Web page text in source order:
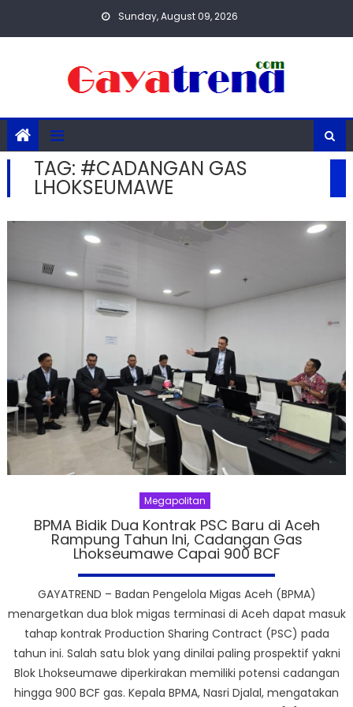
Sunday, August 09, 2026
TAG: #CADANGAN GAS
LHOKSEUMAWE
Megapolitan
BPMA Bidik Dua Kontrak PSC Baru di Aceh
Rampung Tahun Ini, Cadangan Gas
Lhokseumawe Capai 900 BCF
GAYATREND – Badan Pengelola Migas Aceh (BPMA)
menargetkan dua blok migas terminasi di Aceh dapat masuk
tahap kontrak Production Sharing Contract (PSC) pada
tahun ini. Salah satu blok yang dinilai paling prospektif yakni
Blok Lhokseumawe diperkirakan memiliki potensi cadangan
hingga 900 BCF gas. Kepala BPMA, Nasri Djalal, mengatakan